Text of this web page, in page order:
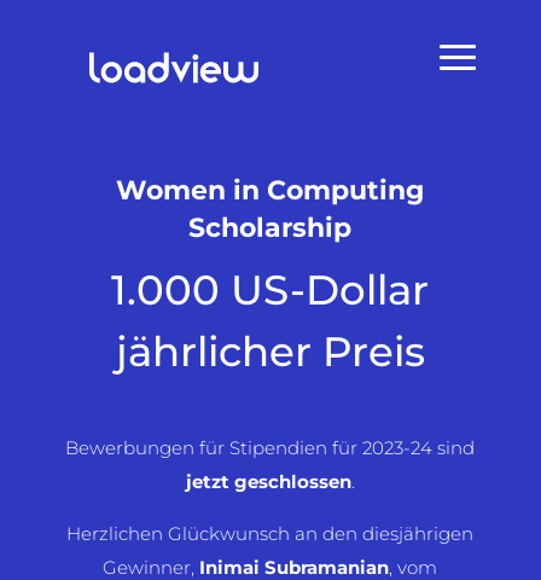
Women in Computing
Scholarship
1.000 US-Dollar
jährlicher Preis
Bewerbungen für Stipendien für 2023-24 sind
jetzt geschlossen.
Herzlichen Glückwunsch an den diesjährigen
Gewinner, Inimai Subramanian , vom